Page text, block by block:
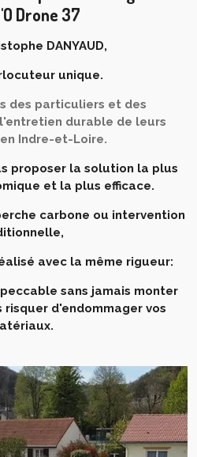
Drone 37
DANYAUD,
unique.
des particuliers et des
durable de leurs
Indre-et-Loire.
proposer la solution la plus
et la plus efficace.
carbone ou intervention
avec la même rigueur:
sans jamais monter
d'endommager vos